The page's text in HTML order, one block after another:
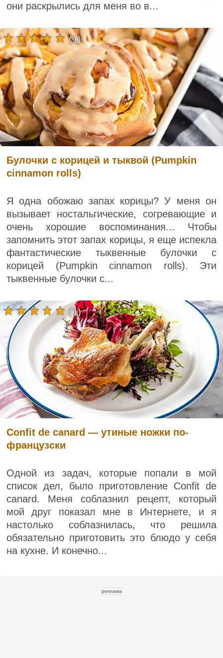
они раскрылись для меня во в...
Булочки с корицей и тыквой (Pumpkin
cinnamon rolls)
Я одна обожаю запах корицы? У меня он
вызывает ностальгические, согревающие и
очень хорошие воспоминания... Чтобы
запомнить этот запах корицы, я еще испекла
фантастические тыквенные булочки с
корицей (Pumpkin cinnamon rolls). Эти
тыквенные булочки с...
(1)
Confit de canard — утиные ножки по-
французски
Одной из задач, которые попали в мой
список дел, было приготовление Confit de
canard. Меня соблазнил рецепт, который
мой друг показал мне в Интернете, и я
настолько соблазнилась, что решила
обязательно приготовить это блюдо у себя
на кухне. И конечно...
(1)
реклама